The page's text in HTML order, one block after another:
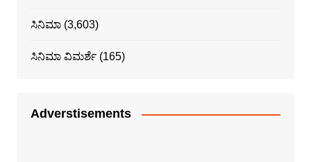
ಸಿನಿಮಾ(3,603)
ಸಿನಿಮಾ ವಿಮರ್ಶೆ(165)
Adverstisements